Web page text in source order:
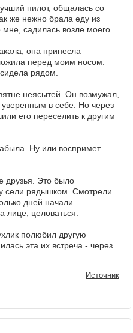
пилот, общалась со
же нежно брала еду из
садилась возле моего
она принесла
перед моим носом.
рядом.
неясытей. Он возмужал,
в себе. Но через
его переселить к другим
Ну или воспримет
друзья. Это было
сели рядышком. Смотрели
дней начали
лице, целоваться.
полюбил другую
эта их встреча - через
Источник